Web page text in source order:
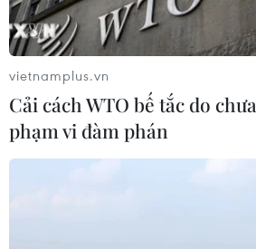
Hơn 100 người thiệt mạng trong
mưa khốc liệt ở Ấn Độ
vietnamplus.vn
Cải cách WTO bế tắc do
phạm vi đàm phán